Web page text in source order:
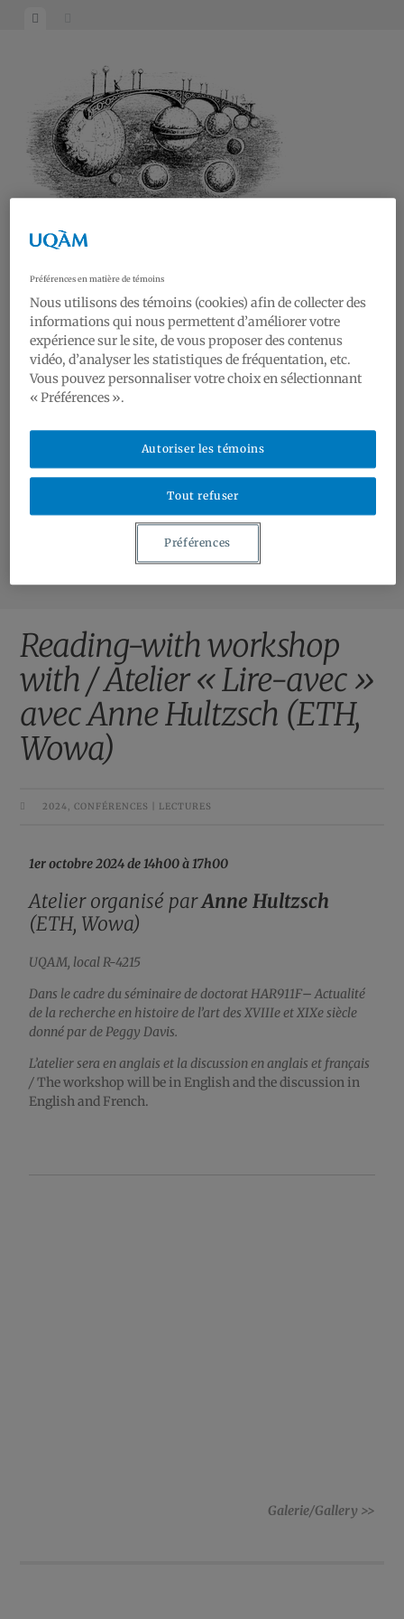
RAA19
19th century
Nouvelles | News
Conférences | Lectures
Galerie | Gallery
Réseau | Network
Bourses et contrats | Grants and Contracts
Ressources | Resources
À Propos | About
Reading-with workshop
with / Atelier « Lire-avec »
avec Anne Hultzsch (ETH,
Wowa)
2024 ,CONFÉRENCES | LECTURES
1er octobre 2024 de 14h00 à 17h00
Atelier organisé parAnne Hultzsch
(ETH, Wowa)
UQAM, local R-4215
Dans le cadre du séminaire de doctorat HAR911F–Actualité
de la recherche en histoire de l’art des XVIIIe et XIXe siècle
donné par de Peggy Davis.
L’atelier sera en anglais et la discussion en anglais et français
/The workshop will be in English and the discussion in
English and French.
Galerie/Gallery >>
Préférences en matière de témoins
Nous utilisons des témoins (cookies) afin de collecter des
informations qui nous permettent d’améliorer votre
expérience sur le site, de vous proposer des contenus
vidéo, d’analyser les statistiques de fréquentation, etc.
Vous pouvez personnaliser votre choix en sélectionnant
« Préférences ».
Tout refuser
Autoriser les témoins
Préférences